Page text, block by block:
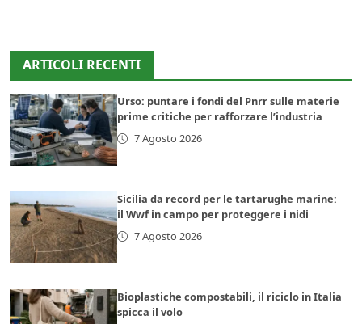
ARTICOLI RECENTI
Urso: puntare i fondi del Pnrr sulle materie
prime critiche per rafforzare l’industria
7 Agosto 2026
Sicilia da record per le tartarughe marine:
il Wwf in campo per proteggere i nidi
7 Agosto 2026
Bioplastiche compostabili, il riciclo in Italia
spicca il volo